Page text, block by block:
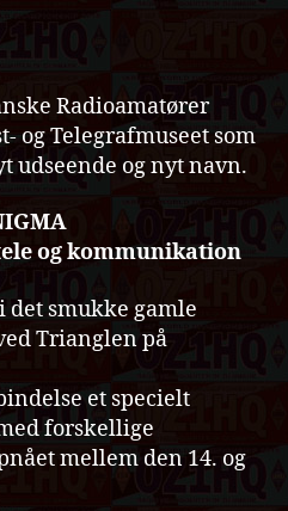
Radioamatører
og Telegrafmuseet som
udseende og nyt navn.
og kommunikation
det smukke gamle
Trianglen på
et specielt
forskellige
mellem den 14. og